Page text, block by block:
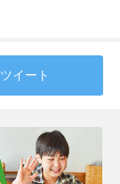
ツイート